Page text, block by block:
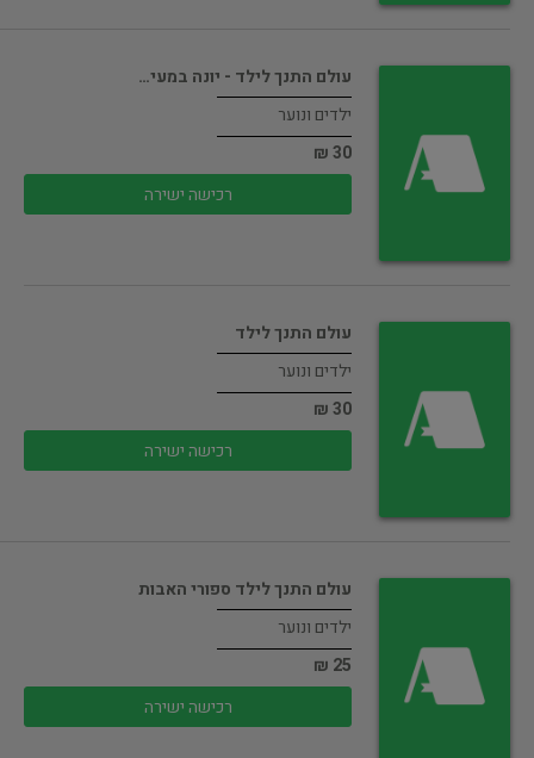
עולם התנך לילד - יונה במעי…
ילדים ונוער
30 ₪
רכישה ישירה
עולם התנך לילד
ילדים ונוער
30 ₪
רכישה ישירה
עולם התנך לילד ספורי האבות
ילדים ונוער
25 ₪
רכישה ישירה